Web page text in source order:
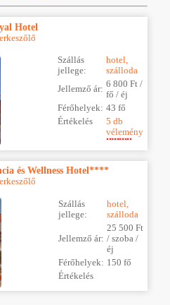
Hotel
Szállás
jellege:
hotel,
szálloda
Jellemző ár: 6 800 Ft /
fő / éj
Férőhelyek: 43 fő
Értékelés
5 db
vélemény
és Wellness Hotel****
Szállás
jellege:
hotel,
szálloda
Jellemző ár:
25 500 Ft
/ szoba /
éj
Férőhelyek: 150 fő
Értékelés